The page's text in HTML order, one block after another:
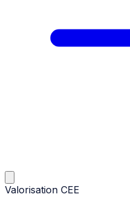
Valorisation CEE